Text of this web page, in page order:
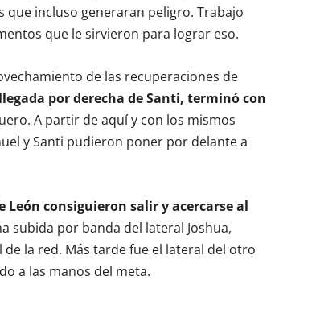
incluso generaran peligro. Trabajo
que le sirvieron para lograr eso.
de las recuperaciones de
por derecha de Santi, terminó con
A partir de aquí y con los mismos
y Santi pudieron poner por delante a
León consiguieron salir y acercarse al
subida por banda del lateral Joshua,
la red. Más tarde fue el lateral del otro
a las manos del meta.